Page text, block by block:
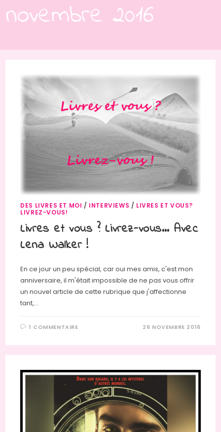
novembre 2016
DES LIVRES ET MOI / INTERVIEWS / LIVRES ET VOUS?
LIVREZ-VOUS!
Livres et vous ? Livrez-vous… Avec
Lena Walker !
En ce jour un peu spécial, car oui mes amis, c'est mon
anniversaire, il m'était impossible de ne pas vous offrir
un nouvel article de cette rubrique que j'affectionne
tant,…
1 COMMENTAIRE 26 NOVEMBRE 2016